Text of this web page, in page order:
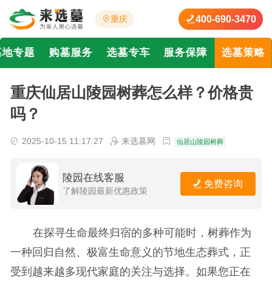
重庆 400-690-3470
地专题 购墓服务 选墓专车 服务保障 选墓策略
重庆仙居山陵园树葬怎么样？价格贵
吗？
2025-10-15 11:17:27 来选墓网 仙居山陵园树葬
陵园在线客服
了解陵园最新优惠政策
免费咨询
在探寻生命最终归宿的多种可能时，树葬作为
一种回归自然、极富生命意义的节地生态葬式，正
受到越来越多现代家庭的关注与选择。如果您正在